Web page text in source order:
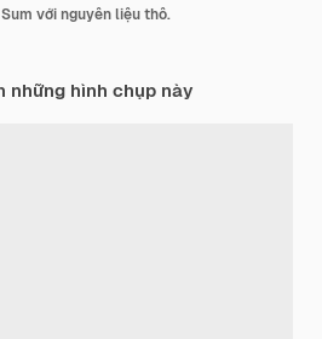
với nguyên liệu thô.
những hình chụp này